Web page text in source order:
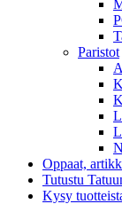
Paristot
Oppaat,
Tutustu
Kysy